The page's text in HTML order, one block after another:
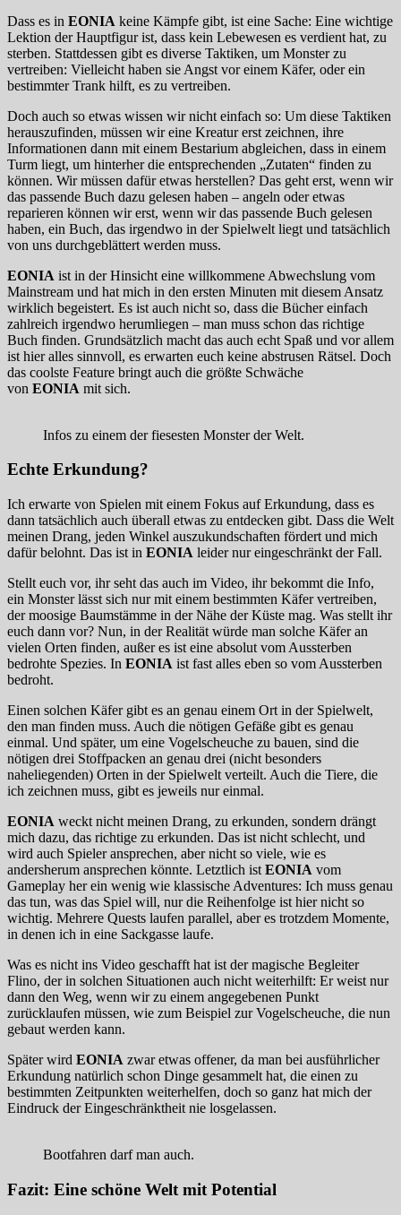
Dass es in EONIA keine Kämpfe gibt, ist eine Sache: Eine wichtige
Lektion der Hauptfigur ist, dass kein Lebewesen es verdient hat, zu
sterben. Stattdessen gibt es diverse Taktiken, um Monster zu
vertreiben: Vielleicht haben sie Angst vor einem Käfer, oder ein
bestimmter Trank hilft, es zu vertreiben.
Doch auch so etwas wissen wir nicht einfach so: Um diese Taktiken
herauszufinden, müssen wir eine Kreatur erst zeichnen, ihre
Informationen dann mit einem Bestarium abgleichen, dass in einem
Turm liegt, um hinterher die entsprechenden „Zutaten“ finden zu
können. Wir müssen dafür etwas herstellen? Das geht erst, wenn wir
das passende Buch dazu gelesen haben – angeln oder etwas
reparieren können wir erst, wenn wir das passende Buch gelesen
haben, ein Buch, das irgendwo in der Spielwelt liegt und tatsächlich
von uns durchgeblättert werden muss.
EONIA ist in der Hinsicht eine willkommene Abwechslung vom
Mainstream und hat mich in den ersten Minuten mit diesem Ansatz
wirklich begeistert. Es ist auch nicht so, dass die Bücher einfach
zahlreich irgendwo herumliegen – man muss schon das richtige
Buch finden. Grundsätzlich macht das auch echt Spaß und vor allem
ist hier alles sinnvoll, es erwarten euch keine abstrusen Rätsel. Doch
das coolste Feature bringt auch die größte Schwäche
von EONIA mit sich.
Infos zu einem der fiesesten Monster der Welt.
Echte Erkundung?
Ich erwarte von Spielen mit einem Fokus auf Erkundung, dass es
dann tatsächlich auch überall etwas zu entdecken gibt. Dass die Welt
meinen Drang, jeden Winkel auszukundschaften fördert und mich
dafür belohnt. Das ist in EONIA leider nur eingeschränkt der Fall.
Stellt euch vor, ihr seht das auch im Video, ihr bekommt die Info,
ein Monster lässt sich nur mit einem bestimmten Käfer vertreiben,
der moosige Baumstämme in der Nähe der Küste mag. Was stellt ihr
euch dann vor? Nun, in der Realität würde man solche Käfer an
vielen Orten finden, außer es ist eine absolut vom Aussterben
bedrohte Spezies. In EONIA ist fast alles eben so vom Aussterben
bedroht.
Einen solchen Käfer gibt es an genau einem Ort in der Spielwelt,
den man finden muss. Auch die nötigen Gefäße gibt es genau
einmal. Und später, um eine Vogelscheuche zu bauen, sind die
nötigen drei Stoffpacken an genau drei (nicht besonders
naheliegenden) Orten in der Spielwelt verteilt. Auch die Tiere, die
ich zeichnen muss, gibt es jeweils nur einmal.
EONIA weckt nicht meinen Drang, zu erkunden, sondern drängt
mich dazu, das richtige zu erkunden. Das ist nicht schlecht, und
wird auch Spieler ansprechen, aber nicht so viele, wie es
andersherum ansprechen könnte. Letztlich ist EONIA vom
Gameplay her ein wenig wie klassische Adventures: Ich muss genau
das tun, was das Spiel will, nur die Reihenfolge ist hier nicht so
wichtig. Mehrere Quests laufen parallel, aber es trotzdem Momente,
in denen ich in eine Sackgasse laufe.
Was es nicht ins Video geschafft hat ist der magische Begleiter
Flino, der in solchen Situationen auch nicht weiterhilft: Er weist nur
dann den Weg, wenn wir zu einem angegebenen Punkt
zurücklaufen müssen, wie zum Beispiel zur Vogelscheuche, die nun
gebaut werden kann.
Später wird EONIA zwar etwas offener, da man bei ausführlicher
Erkundung natürlich schon Dinge gesammelt hat, die einen zu
bestimmten Zeitpunkten weiterhelfen, doch so ganz hat mich der
Eindruck der Eingeschränktheit nie losgelassen.
Bootfahren darf man auch.
Fazit: Eine schöne Welt mit Potential